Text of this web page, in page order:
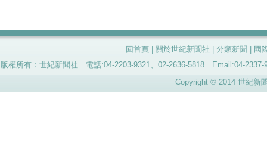
回首頁 關於世紀新聞社 分類新聞
國
版權所有：世紀新聞社 電話:04-2203-9321、02-2636-5818 Email:04-
Copyright © 2014 世紀新